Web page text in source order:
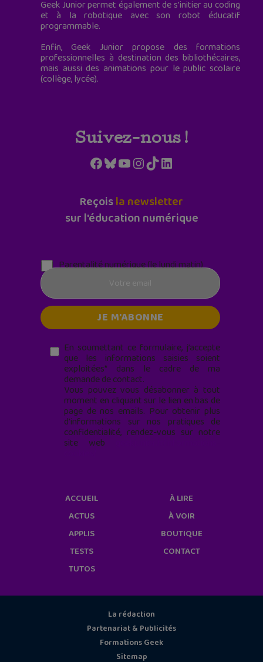
Geek Junior permet également de s'initier au coding
et à la robotique avec son robot éducatif
programmable.
Enfin, Geek Junior propose des formations
professionnelles à destination des bibliothécaires,
mais aussi des animations pour le public scolaire
(collège, lycée).
Suivez-nous !
Facebook
Bluesky
YouTube
Instagram
TikTokLinkedIn
Reçoisla newsletter
sur l'éducation numérique
Parentalité numérique (le lundi matin)
En soumettant ce formulaire, j’accepte
que les informations saisies soient
exploitées* dans le cadre de ma
demande de contact.
Vous pouvez vous désabonner à tout
moment en cliquant sur le lien en bas de
page de nos emails. Pour obtenir plus
d'informations sur nos pratiques de
confidentialité, rendez-vous sur notre
site web
ACCUEIL
ACTUS
APPLIS
TESTS
TUTOS
À LIRE
À VOIR
BOUTIQUE
CONTACT
La rédaction
Partenariat & Publicités
Formations Geek
Sitemap